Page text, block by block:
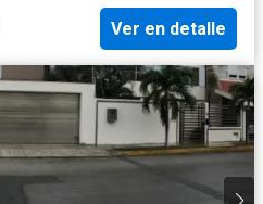
Ver en detalle